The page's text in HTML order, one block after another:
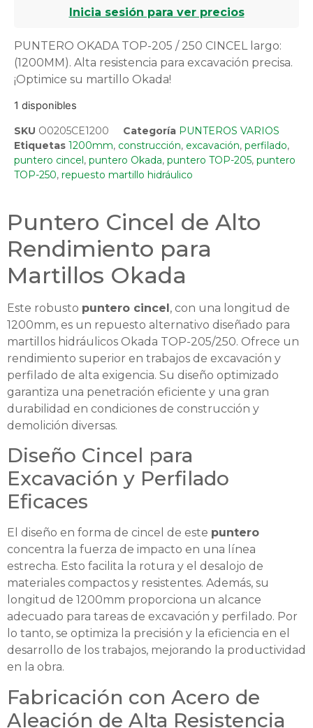
Inicia sesión para ver precios
PUNTERO OKADA TOP-205 / 250 CINCEL largo:
(1200MM). Alta resistencia para excavación precisa.
¡Optimice su martillo Okada!
1 disponibles
SKU O0205CE1200 Categoría PUNTEROS VARIOS
Etiquetas 1200mm, construcción, excavación, perfilado,
puntero cincel, puntero Okada, puntero TOP-205, puntero
TOP-250, repuesto martillo hidráulico
Puntero Cincel de Alto
Rendimiento para
Martillos Okada
Este robusto puntero cincel, con una longitud de
1200mm, es un repuesto alternativo diseñado para
martillos hidráulicos Okada TOP-205/250. Ofrece un
rendimiento superior en trabajos de excavación y
perfilado de alta exigencia. Su diseño optimizado
garantiza una penetración eficiente y una gran
durabilidad en condiciones de construcción y
demolición diversas.
Diseño Cincel para
Excavación y Perfilado
Eficaces
El diseño en forma de cincel de este puntero
concentra la fuerza de impacto en una línea
estrecha. Esto facilita la rotura y el desalojo de
materiales compactos y resistentes. Además, su
longitud de 1200mm proporciona un alcance
adecuado para tareas de excavación y perfilado. Por
lo tanto, se optimiza la precisión y la eficiencia en el
desarrollo de los trabajos, mejorando la productividad
en la obra.
Fabricación con Acero de
Aleación de Alta Resistencia